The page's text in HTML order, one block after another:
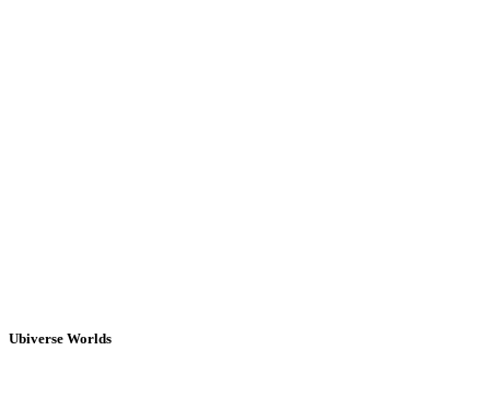
Ubiverse Worlds